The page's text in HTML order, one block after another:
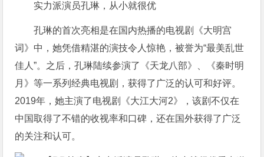
实力派演员孔琳，从小就很优
孔琳的首次亮相是在国内热播的电视剧《大明宫
词》中，她凭借精湛的演技令人惊艳，被誉为“最美乱世
佳人”。之后，孔琳陆续参演了《天龙八部》、《秦时明
月》等一系列经典电视剧，获得了广泛的认可和好评。
2019年，她主演了电视剧《大江大河2》，该剧不仅在
中国取得了不错的收视率和口碑，还在国外获得了广泛
的关注和认可。